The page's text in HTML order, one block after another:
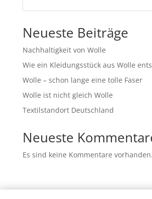
Neueste Beiträge
Nachhaltigkeit von Wolle
Wie ein Kleidungsstück aus Wolle
Wolle – schon lange eine tolle Faser
Wolle ist nicht gleich Wolle
Textilstandort Deutschland
Neueste
Es sind keine Kommentare vorhanden.